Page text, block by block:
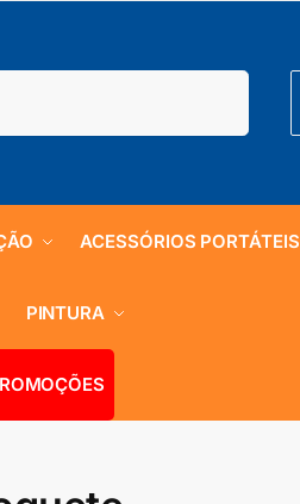
ACESSÓRIOS PORTÁTEIS
PINTURA